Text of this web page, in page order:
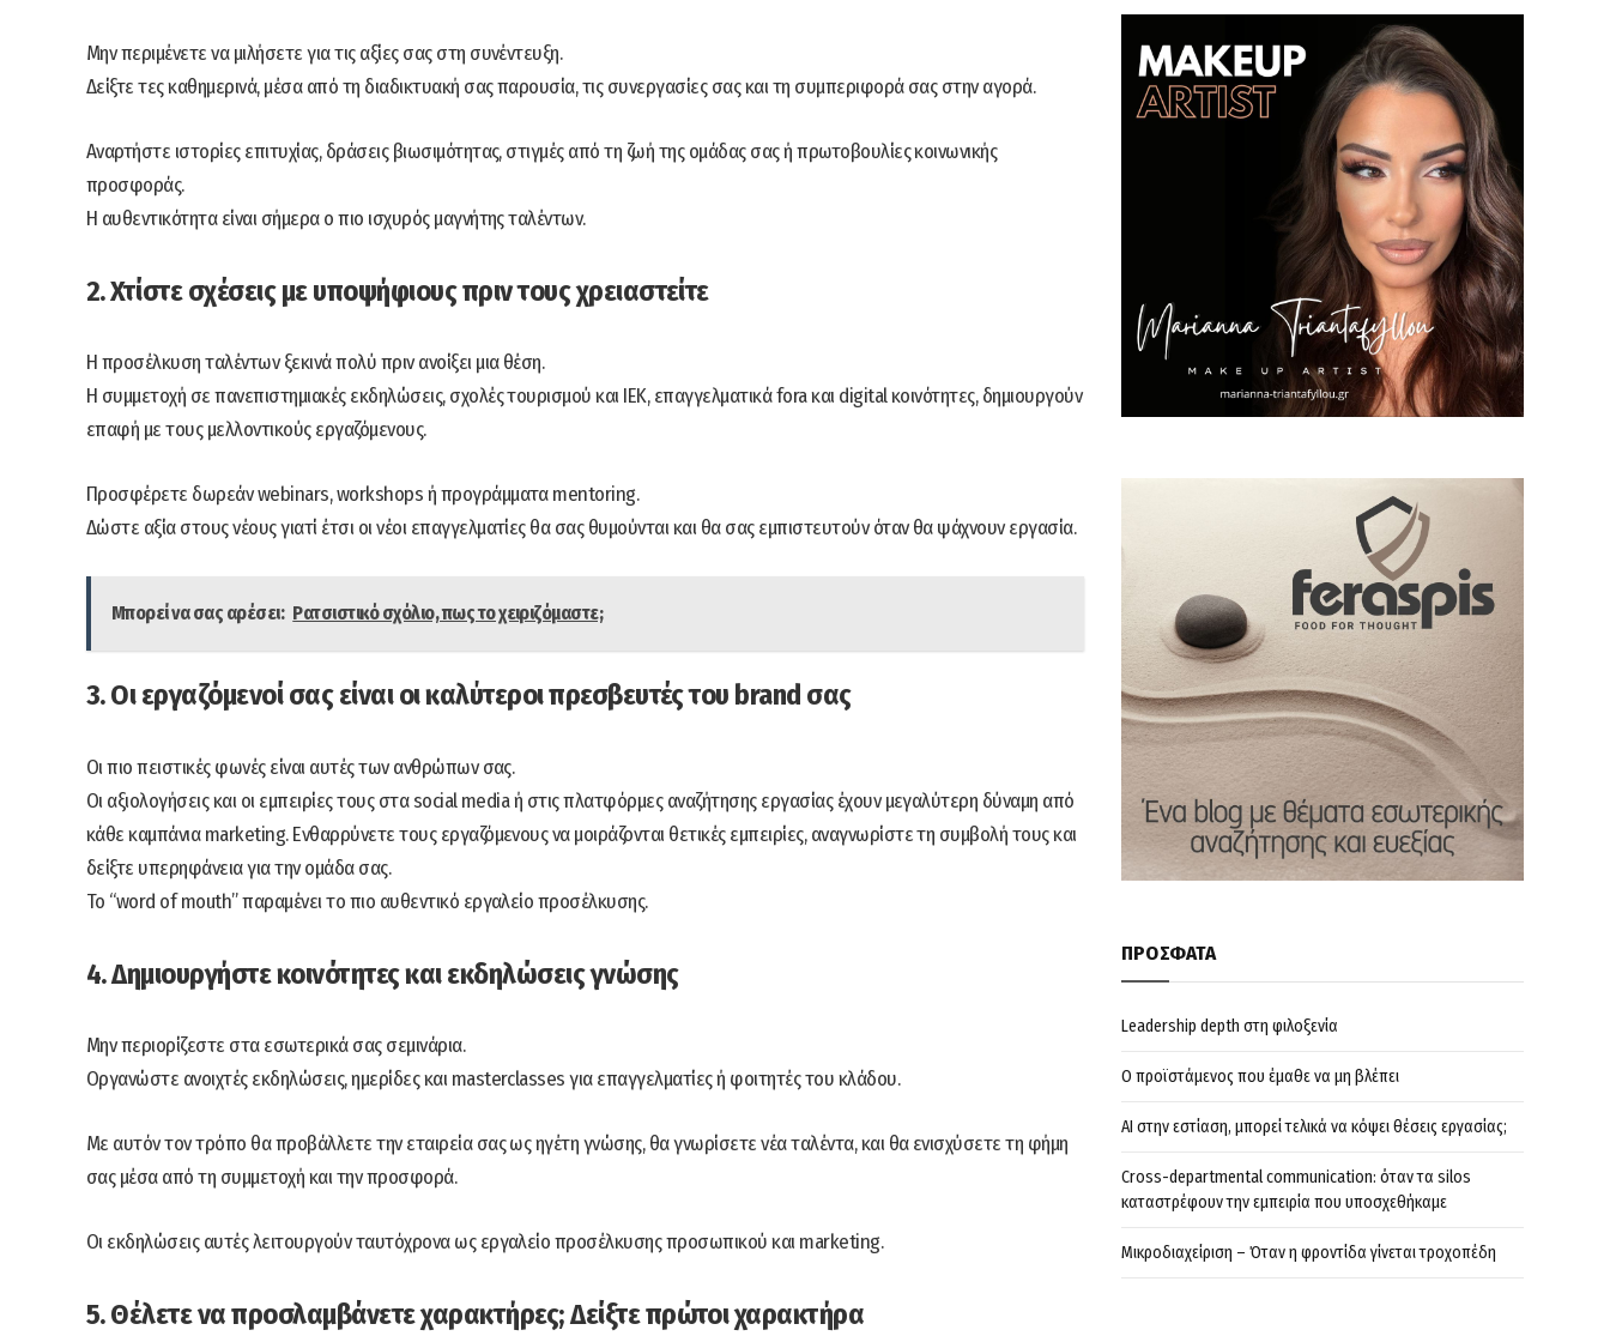
Μην περιμένετε να μιλήσετε για τις αξίες σας στη συνέντευξη.
Δείξτε τες καθημερινά, μέσα από τη διαδικτυακή σας παρουσία, τις συνεργασίες σας και τη συμπεριφορά σας στην αγορά.
Αναρτήστε ιστορίες επιτυχίας, δράσεις βιωσιμότητας, στιγμές από τη ζωή της ομάδας σας ή πρωτοβουλίες κοινωνικής
προσφοράς.
Η αυθεντικότητα είναι σήμερα ο πιο ισχυρός μαγνήτης ταλέντων.
2. Χτίστε σχέσεις με υποψήφιους πριν τους χρειαστείτε
Η προσέλκυση ταλέντων ξεκινά πολύ πριν ανοίξει μια θέση.
Η συμμετοχή σε πανεπιστημιακές εκδηλώσεις, σχολές τουρισμού και ΙΕΚ, επαγγελματικά fora και digital κοινότητες, δημιουργούν
επαφή με τους μελλοντικούς εργαζόμενους.
Προσφέρετε δωρεάν webinars, workshops ή προγράμματα mentoring.
Δώστε αξία στους νέους γιατί έτσι οι νέοι επαγγελματίες θα σας θυμούνται και θα σας εμπιστευτούν όταν θα ψάχνουν εργασία.
Μπορεί να σας αρέσει: Ρατσιστικό σχόλιο, πως το χειριζόμαστε;
3. Οι εργαζόμενοί σας είναι οι καλύτεροι πρεσβευτές του brand σας
Οι πιο πειστικές φωνές είναι αυτές των ανθρώπων σας.
Οι αξιολογήσεις και οι εμπειρίες τους στα social media ή στις πλατφόρμες αναζήτησης εργασίας έχουν μεγαλύτερη δύναμη από
κάθε καμπάνια marketing. Ενθαρρύνετε τους εργαζόμενους να μοιράζονται θετικές εμπειρίες, αναγνωρίστε τη συμβολή τους και
δείξτε υπερηφάνεια για την ομάδα σας.
Το “word of mouth” παραμένει το πιο αυθεντικό εργαλείο προσέλκυσης.
4. Δημιουργήστε κοινότητες και εκδηλώσεις γνώσης
Μην περιορίζεστε στα εσωτερικά σας σεμινάρια.
Οργανώστε ανοιχτές εκδηλώσεις, ημερίδες και masterclasses για επαγγελματίες ή φοιτητές του κλάδου.
Με αυτόν τον τρόπο θα προβάλλετε την εταιρεία σας ως ηγέτη γνώσης, θα γνωρίσετε νέα ταλέντα, και θα ενισχύσετε τη φήμη
σας μέσα από τη συμμετοχή και την προσφορά.
Οι εκδηλώσεις αυτές λειτουργούν ταυτόχρονα ως εργαλείο προσέλκυσης προσωπικού και marketing.
5. Θέλετε να προσλαμβάνετε χαρακτήρες; Δείξτε πρώτοι χαρακτήρα
ΠΡΟΣΦΑΤΑ
Leadership depth στη φιλοξενία
Ο προϊστάμενος που έμαθε να μη βλέπει
AI στην εστίαση, μπορεί τελικά να κόψει θέσεις εργασίας;
Cross-departmental communication: όταν τα silos
καταστρέφουν την εμπειρία που υποσχεθήκαμε
Μικροδιαχείριση – Όταν η φροντίδα γίνεται τροχοπέδη